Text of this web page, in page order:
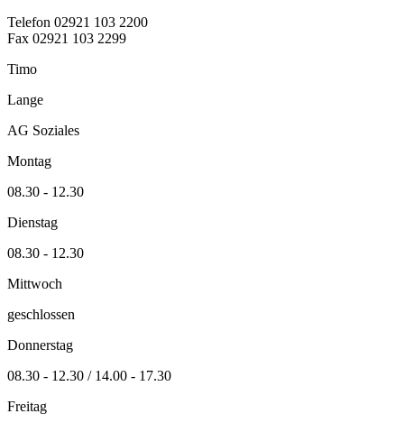
Telefon 02921 103 2200
Fax 02921 103 2299
Timo
Lange
AG Soziales
Montag
08.30 - 12.30
Dienstag
08.30 - 12.30
Mittwoch
geschlossen
Donnerstag
08.30 - 12.30 / 14.00 - 17.30
Freitag